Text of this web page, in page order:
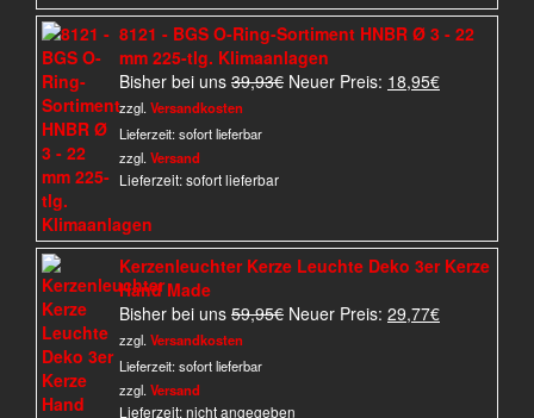
8121 - BGS O-Ring-Sortiment HNBR Ø 3 - 22
mm 225-tlg. Klimaanlagen
Bisher bei uns 39,93€ Ursprünglicher
Neuer Preis: 18,95€Aktueller
zzgl.Versandkosten
Lieferzeit:sofort lieferbar
zzgl.Versand
Lieferzeit: sofort lieferbar
Kerzenleuchter Kerze Leuchte Deko 3er Kerze
Hand Made
Bisher bei uns 59,95€ Ursprünglicher
Neuer Preis: 29,77€Aktueller
zzgl.Versandkosten
Lieferzeit:sofort lieferbar
zzgl.Versand
Lieferzeit: nicht angegeben